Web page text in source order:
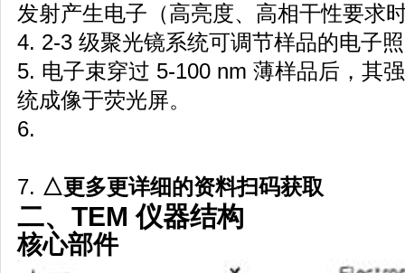
发射产生电子（高亮度、高相干性要求
4. 2-3 级聚光镜系统可调节样品的电子
5. 电子束穿过 5-100 nm 薄样品后，其
统成像于荧光屏。
6.
7. △更多更详细的资料扫码获取
二、TEM 仪器结构
核心部件